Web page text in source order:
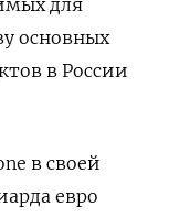
для
основных
в России
в своей
евро